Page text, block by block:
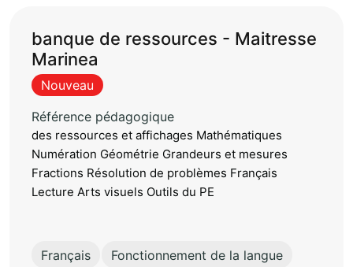
banque de ressources - Maitresse
Marinea
Nouveau
Référence pédagogique
des ressources et affichages Mathématiques
Numération Géométrie Grandeurs et mesures
Fractions Résolution de problèmes Français
Lecture Arts visuels Outils du PE
Français
Fonctionnement de la langue